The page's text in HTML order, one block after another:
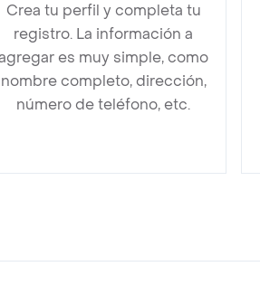
Crea tu perfil y completa tu
registro. La información a
es muy simple, como
nombre completo, dirección,
número de teléfono, etc.